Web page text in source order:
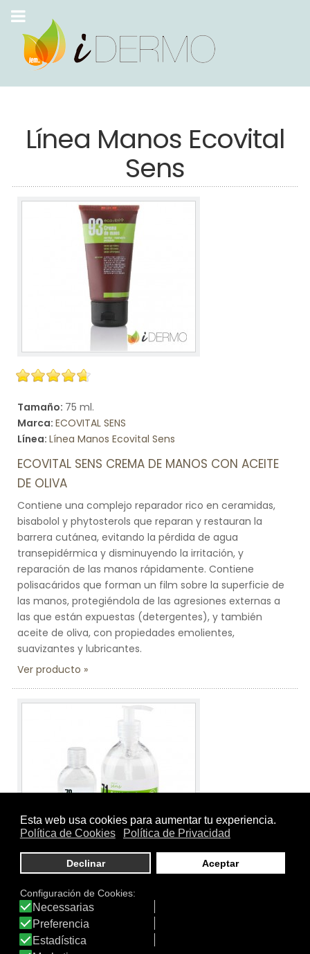
Línea Manos Ecovital
Sens
Tamaño: 75 ml.
Marca: ECOVITAL SENS
Línea: Línea Manos Ecovital Sens
ECOVITAL SENS CREMA DE MANOS CON ACEITE
DE OLIVA
Contiene una complejo reparador rico en ceramidas,
bisabolol y phytosterols que reparan y restauran la
barrera cutánea, evitando la pérdida de agua
transepidérmica y disminuyendo la irritación, y
reparación de las manos rápidamente. Contiene
polisacáridos que forman un film sobre la superficie de
las manos, protegiéndola de las agresiones externas a
las que están expuestas (detergentes), y también
aceite de oliva, con propiedades emolientes,
suavizantes y lubricantes.
Ver producto
Tamaño:100 ml.
Marca:ECOVITAL SENS
Línea:Línea Manos Ecovital Sens